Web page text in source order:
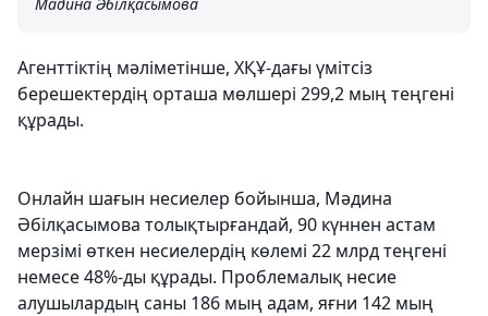
Агенттіктің мәліметінше, ХҚҰ-дағы үмітсіз
берешектердің орташа мөлшері 299,2 мың теңгені
құрады.
Онлайн шағын несиелер бойынша, Мәдина
Әбілқасымова толықтырғандай, 90 күннен астам
мерзімі өткен несиелердің көлемі 22 млрд теңгені
немесе 48%-ды құрады. Проблемалық несие
алушылардың саны 186 мың адам, яғни 142 мың